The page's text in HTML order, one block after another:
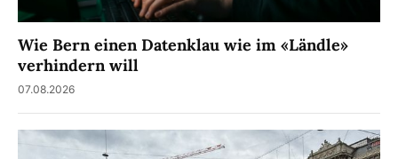
Wie Bern einen Datenklau wie im «Ländle»
verhindern will
07.08.2026